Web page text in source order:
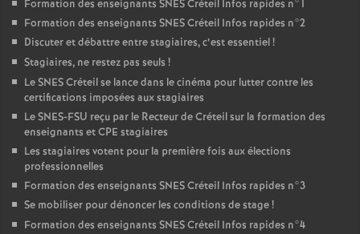
Formation des enseignants SNESCréteil Infos rapides n°1
Formation des enseignants SNESCréteil Infos rapides n°2
Discuter et débattre entre stagiaires, c’est essentiel!
Stagiaires, ne restez pas seuls !
LeSNESCréteil se lance dans le cinéma pour lutter contre les
certifications imposées aux stagiaires
LeSNES-FSU reçu par le Recteur de Créteil sur la formation des
enseignants etCPE stagiaires
Les stagiaires votent pour la première fois aux élections
professionnelles
Formation des enseignants SNESCréteil Infos rapides n°3
Se mobiliser pour dénoncer les conditions de stage!
Formation des enseignants SNESCréteil Infos rapides n°4